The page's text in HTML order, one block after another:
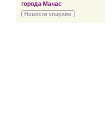
города Манас
Новости епархии